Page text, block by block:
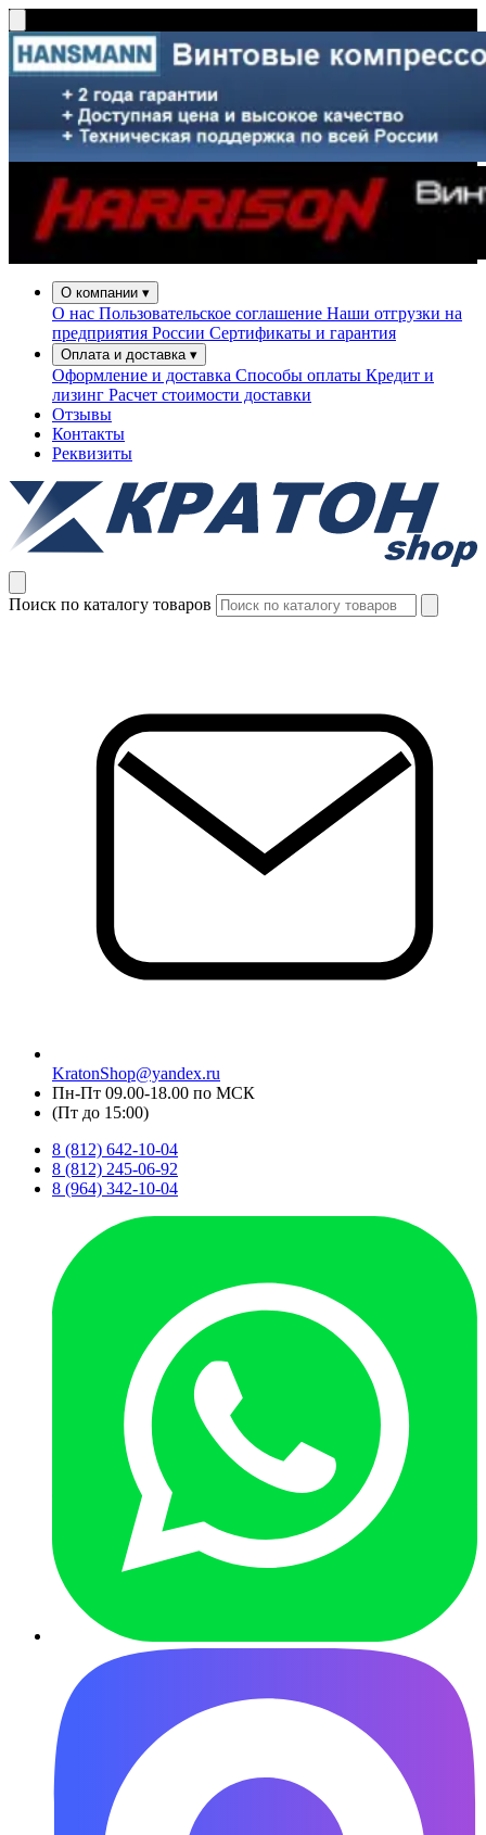
О компании ▾
О нас Пользовательское соглашение Наши отгрузки на
предприятия России Сертификаты и гарантия
Оплата и доставка ▾
Оформление и доставка Способы оплаты Кредит и
лизинг Расчет стоимости доставки
Отзывы
Контакты
Реквизиты
Поиск по каталогу товаров
KratonShop@yandex.ru
Пн-Пт 09.00-18.00 по МСК
(Пт до 15:00)
8 (812) 642-10-04
8 (812) 245-06-92
8 (964) 342-10-04